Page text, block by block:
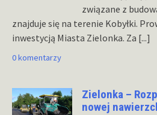
związane z
znajduje się na terenie Kobyłki.
inwestycją Miasta Zielonka. Za [...]
0 komentarzy
Zielonka –
nowej